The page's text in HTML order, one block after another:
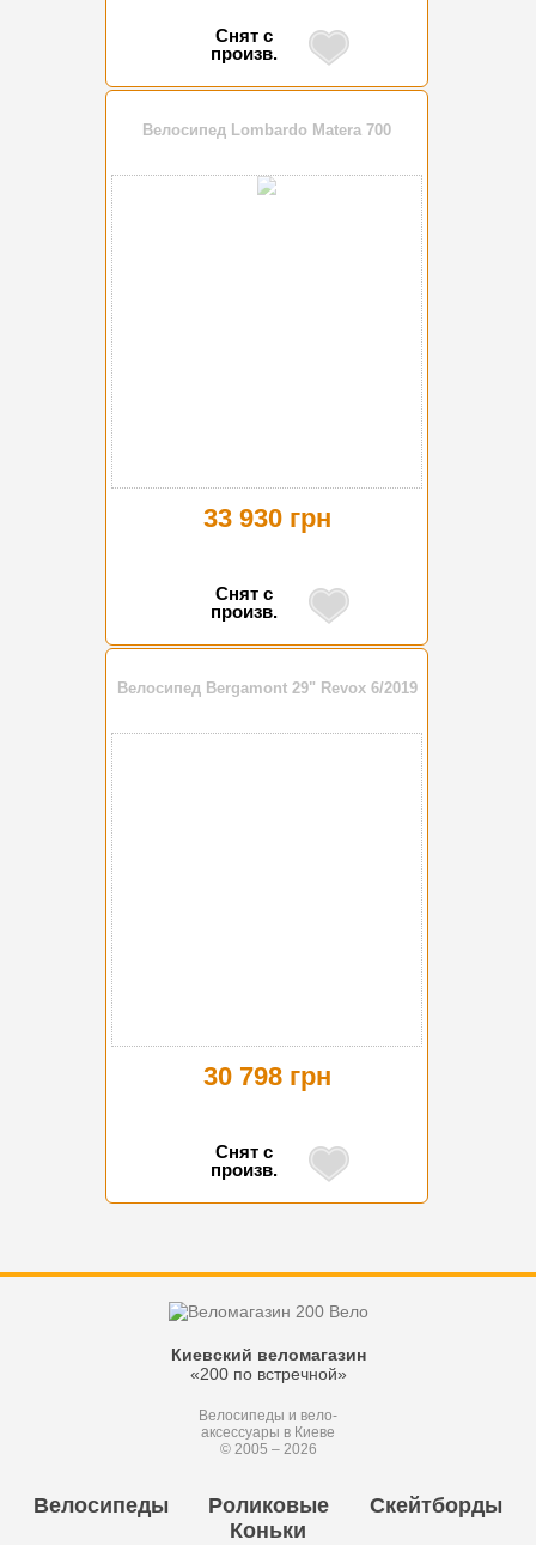
Снят с
произв.
Велосипед Lombardo Matera 700
33 930 грн
Снят с
произв.
Велосипед Bergamont 29" Revox 6/2019
30 798 грн
Снят с
произв.
Киевский веломагазин
«200 по встречной»
Велосипеды и вело-
аксессуары в Киеве
© 2005 – 2026
Велосипеды
Роликовые
Коньки
Скейтборды